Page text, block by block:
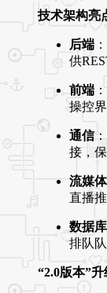
技术架构亮
后端
供
前端
操控
通信
接，
流媒体
直播
数据库
排队
“2.0版本”